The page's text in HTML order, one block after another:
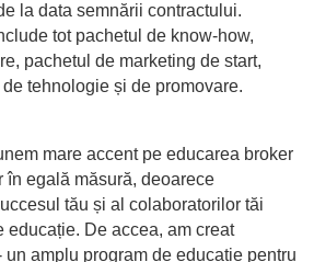
la data semnării contractului.
tot pachetul de know-how,
pachetul de marketing de start,
tehnologie și de promovare.
mare accent pe educarea broker
în egală măsură, deoarece
tău și al colaboratorilor tăi
educație. De accea, am creat
amplu program de educație pentru